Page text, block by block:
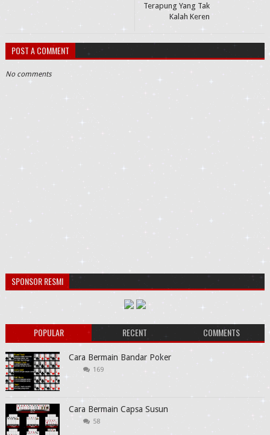
Terapung Yang Tak
Kalah Keren
POST A COMMENT
No comments
SPONSOR RESMI
POPULAR RECENT COMMENTS
Cara Bermain Bandar Poker
169
Cara Bermain Capsa Susun
58